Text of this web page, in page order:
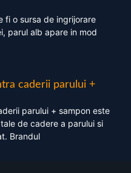
fi o sursa de ingrijorare
parul alb apare in mod
caderii parului +
parului + sampon este
de cadere a parului si
Brandul